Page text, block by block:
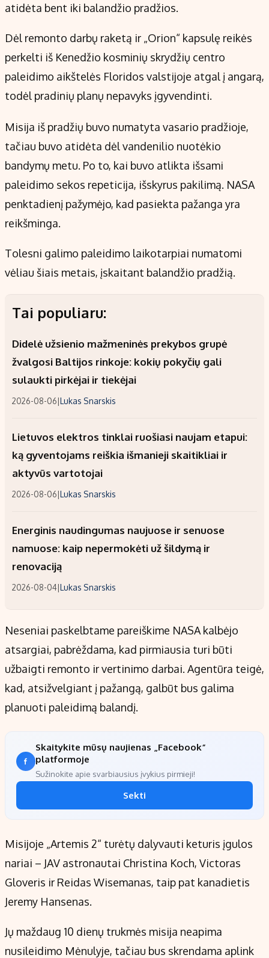
atidėta bent iki balandžio pradžios.
Dėl remonto darbų raketą ir „Orion“ kapsulę reikės
perkelti iš Kenedžio kosminių skrydžių centro
paleidimo aikštelės Floridos valstijoje atgal į angarą,
todėl pradinių planų nepavyks įgyvendinti.
Misija iš pradžių buvo numatyta vasario pradžioje,
tačiau buvo atidėta dėl vandenilio nuotėkio
bandymų metu. Po to, kai buvo atlikta išsami
paleidimo sekos repeticija, išskyrus pakilimą. NASA
penktadienį pažymėjo, kad pasiekta pažanga yra
reikšminga.
Tolesni galimo paleidimo laikotarpiai numatomi
vėliau šiais metais, įskaitant balandžio pradžią.
Tai populiaru:
Didelė užsienio mažmeninės prekybos grupė
žvalgosi Baltijos rinkoje: kokių pokyčių gali
sulaukti pirkėjai ir tiekėjai
2026-08-06|Lukas Snarskis
Lietuvos elektros tinklai ruošiasi naujam etapui:
ką gyventojams reiškia išmanieji skaitikliai ir
aktyvūs vartotojai
2026-08-06|Lukas Snarskis
Energinis naudingumas naujuose ir senuose
namuose: kaip nepermokėti už šildymą ir
renovaciją
2026-08-04|Lukas Snarskis
Neseniai paskelbtame pareiškime NASA kalbėjo
atsargiai, pabrėždama, kad pirmiausia turi būti
užbaigti remonto ir vertinimo darbai. Agentūra teigė,
kad, atsižvelgiant į pažangą, galbūt bus galima
planuoti paleidimą balandį.
Skaitykite mūsų naujienas „Facebook“
platformoje
Sužinokite apie svarbiausius įvykius pirmieji!
Sekti
Misijoje „Artemis 2“ turėtų dalyvauti keturis įgulos
nariai – JAV astronautai Christina Koch, Victoras
Gloveris ir Reidas Wisemanas, taip pat kanadietis
Jeremy Hansenas.
Jų maždaug 10 dienų trukmės misija neapima
nusileidimo Mėnulyje, tačiau bus skrendama aplink